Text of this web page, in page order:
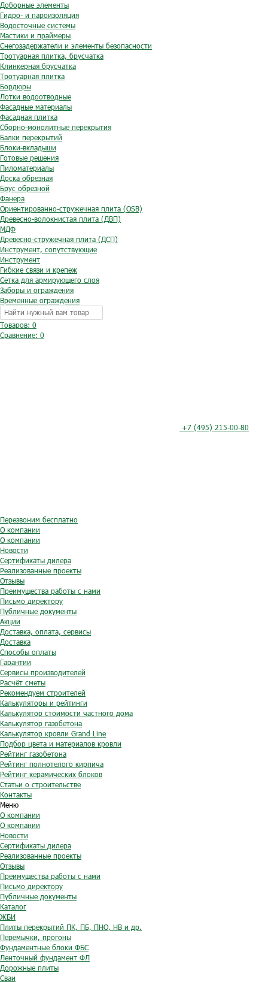
Доборные элементы
Гидро- и пароизоляция
Водосточные системы
Мастики и праймеры
Снегозадержатели и элементы безопасности
Тротуарная плитка, брусчатка
Клинкерная брусчатка
Тротуарная плитка
Бордюры
Лотки водоотводные
Фасадные материалы
Фасадная плитка
Сборно-монолитные перекрытия
Балки перекрытий
Блоки-вкладыши
Готовые решения
Пиломатериалы
Доска обрезная
Брус обрезной
Фанера
Ориентированно-стружечная плита (OSB)
Древесно-волокнистая плита (ДВП)
МДФ
Древесно-стружечная плита (ДСП)
Инструмент, сопутствующие
Инструмент
Гибкие связи и крепеж
Сетка для армирующего слоя
Заборы и ограждения
Временные ограждения
Товаров: 0
Сравнение: 0
+7 (495) 215-00-80
Перезвоним бесплатно
О компании
О компании
Новости
Сертификаты дилера
Реализованные проекты
Отзывы
Преимущества работы с нами
Письмо директору
Публичные документы
Акции
Доставка, оплата, сервисы
Доставка
Способы оплаты
Гарантии
Сервисы производителей
Расчёт сметы
Рекомендуем строителей
Калькуляторы и рейтинги
Калькулятор стоимости частного дома
Калькулятор газобетона
Калькулятор кровли Grand Line
Подбор цвета и материалов кровли
Рейтинг газобетона
Рейтинг полнотелого кирпича
Рейтинг керамических блоков
Статьи о строительстве
Контакты
Меню
О компании
О компании
Новости
Сертификаты дилера
Реализованные проекты
Отзывы
Преимущества работы с нами
Письмо директору
Публичные документы
Каталог
ЖБИ
Плиты перекрытий ПК, ПБ, ПНО, НВ и др.
Перемычки, прогоны
Фундаментные блоки ФБС
Ленточный фундамент ФЛ
Дорожные плиты
Сваи